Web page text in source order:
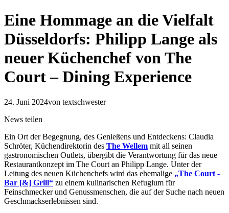
Eine Hommage an die Vielfalt
Düsseldorfs: Philipp Lange als
neuer Küchenchef von The
Court – Dining Experience
24. Juni 2024von textschwester
News teilen
Ein Ort der Begegnung, des Genießens und Entdeckens: Claudia
Schröter, Küchendirektorin des The Wellem mit all seinen
gastronomischen Outlets, übergibt die Verantwortung für das neue
Restaurantkonzept im The Court an Philipp Lange. Unter der
Leitung des neuen Küchenchefs wird das ehemalige „The Court -
Bar [&] Grill“ zu einem kulinarischen Refugium für
Feinschmecker und Genussmenschen, die auf der Suche nach neuen
Geschmackserlebnissen sind.